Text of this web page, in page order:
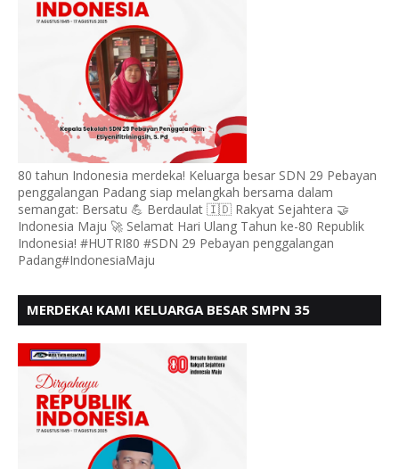
80 tahun Indonesia merdeka! Keluarga besar SDN 29 Pebayan
penggalangan Padang siap melangkah bersama dalam
semangat: Bersatu 💪 Berdaulat 🇮🇩 Rakyat Sejahtera 🤝
Indonesia Maju 🚀 Selamat Hari Ulang Tahun ke-80 Republik
Indonesia! #HUTRI80 #SDN 29 Pebayan penggalangan
Padang#IndonesiaMaju
MERDEKA! KAMI KELUARGA BESAR SMPN 35